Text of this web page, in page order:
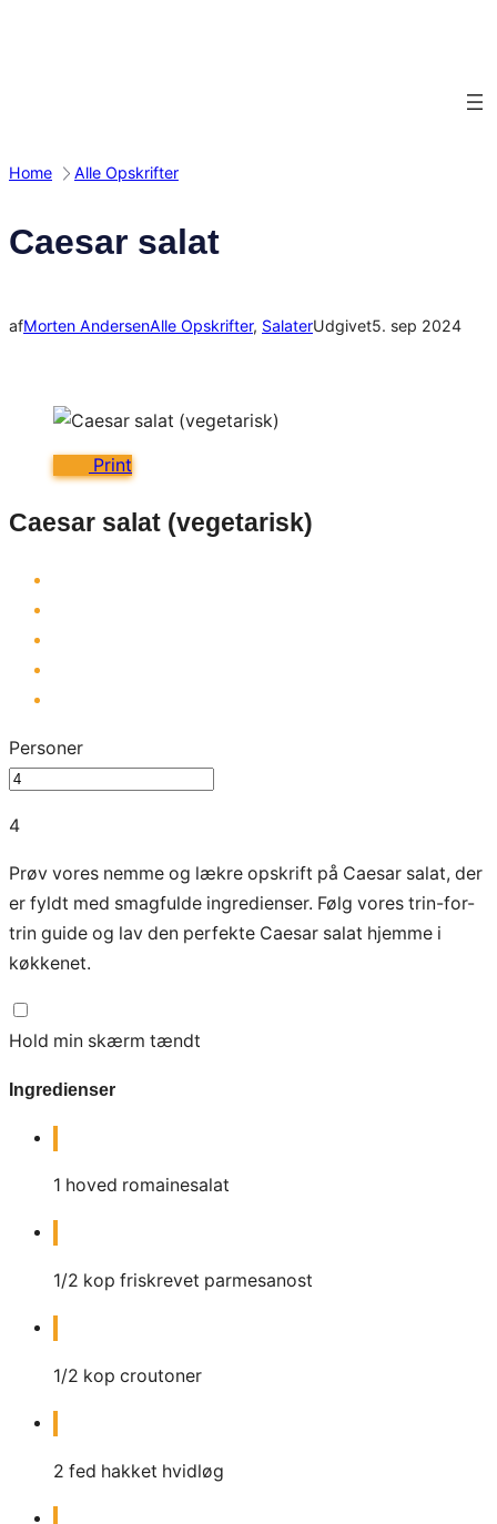
Home Alle Opskrifter
Caesar salat
afMorten AndersenAlle Opskrifter, SalaterUdgivet5. sep 2024
Print
Caesar salat (vegetarisk)
Personer
4
Prøv vores nemme og lækre opskrift på Caesar salat, der
er fyldt med smagfulde ingredienser. Følg vores trin-for-
trin guide og lav den perfekte Caesar salat hjemme i
køkkenet.
Hold min skærm tændt
Ingredienser
1 hoved romainesalat
1/2 kop friskrevet parmesanost
1/2 kop croutoner
2 fed hakket hvidløg